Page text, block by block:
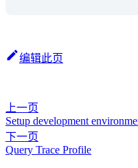
编辑此页
上一页
Setup development
下一页
Query Trace Profile